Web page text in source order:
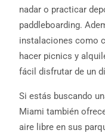
nadar o practicar
paddleboarding.
instalaciones como
hacer picnics y
fácil disfrutar de un
Si estás buscando
Miami también
aire libre en sus